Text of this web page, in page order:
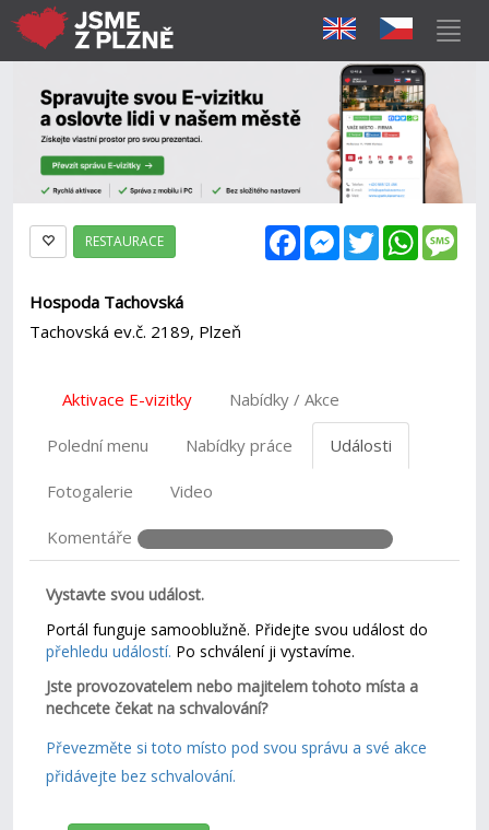
FacebookMessenger
Twitter
RESTAURACE
Hospoda Tachovská
Tachovská ev.č. 2189, Plzeň
Aktivace E-vizitky Nabídky / Akce
Polední menu Nabídky práce Události
Fotogalerie Video
Komentáře
Vystavte svou událost.
Portál funguje samooblužně. Přidejte svou událost do
přehledu událostí. Po schválení ji vystavíme.
Jste provozovatelem nebo majitelem tohoto místa a
nechcete čekat na schvalování?
Převezměte si toto místo pod svou správu a své akce
přidávejte bez schvalování.